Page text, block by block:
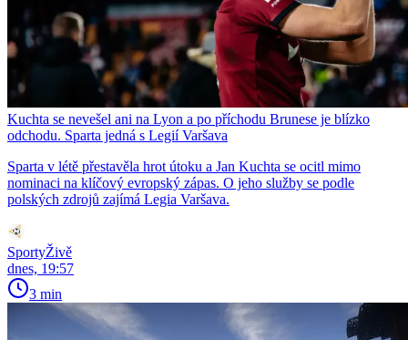
Kuchta se nevešel ani na Lyon a po příchodu Brunese je blízko
odchodu. Sparta jedná s Legií Varšava
Sparta v létě přestavěla hrot útoku a Jan Kuchta se ocitl mimo
nominaci na klíčový evropský zápas. O jeho služby se podle
polských zdrojů zajímá Legia Varšava.
SportyŽivě
dnes, 19:57
3 min